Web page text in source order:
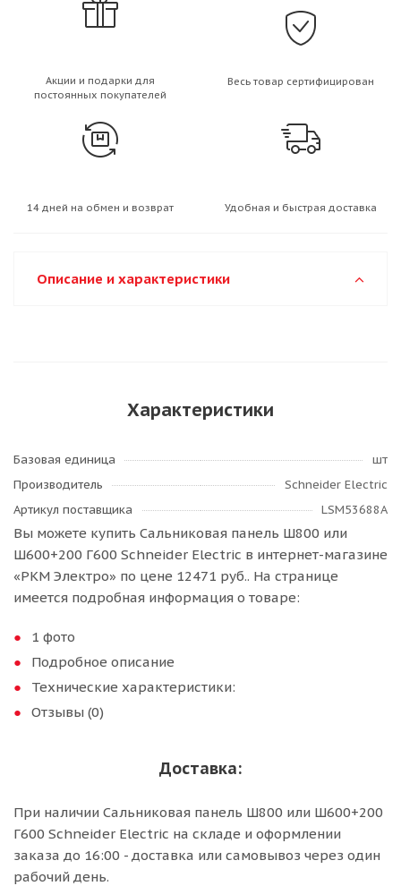
Акции и подарки для
постоянных покупателей
Весь товар сертифицирован
14 дней на обмен и возврат Удобная и быстрая доставка
Описание и характеристики
Характеристики
Базовая единица
шт
Производитель
Schneider Electric
Артикул поставщика
LSM53688A
Вы можете купить Сальниковая панель Ш800 или
Ш600+200 Г600 Schneider Electric в интернет-магазине
«РКМ Электро» по цене 12471 руб.. На странице
имеется подробная информация о товаре:
1 фото
Подробное описание
Технические характеристики:
Отзывы (0)
Доставка:
При наличии Сальниковая панель Ш800 или Ш600+200
Г600 Schneider Electric на складе и оформлении
заказа до 16:00 - доставка или самовывоз через один
рабочий день.